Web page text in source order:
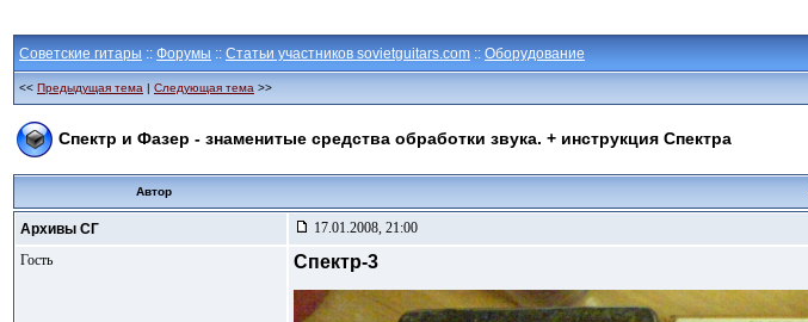
Советские гитары :: Форумы :: Статьи участников sovietguitars.com :: Оборудование
<< Предыдущая тема | Следующая тема >>
Спектр и Фазер - знаменитые средства обработки звука. + инструкция Спектра
Автор
Архивы СГ
17.01.2008, 21:00
Гость
Спектр-3